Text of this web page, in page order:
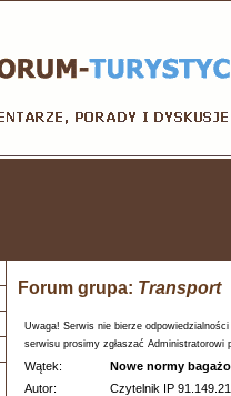
Forum grupa: Transport
Uwaga! Serwis nie bierze
serwisu prosimy zgłaszać Administratorowi
Wątek:
Nowe normy
Autor:
Czytelnik IP